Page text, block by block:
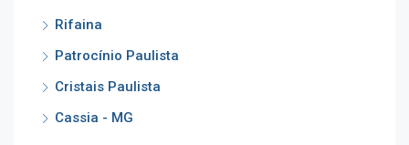
Rifaina
Patrocínio Paulista
Cristais Paulista
Cassia - MG